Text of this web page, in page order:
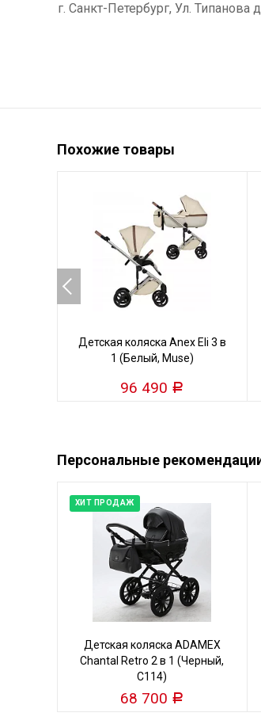
г. Санкт-Петербург, Ул. Типанова
Похожие товары
Детская коляска Anex Eli 3 в
1 (Белый, Muse)
96 490 Р
Персональные
ХИТ ПРОДАЖ
Детская коляска ADAMEX
Chantal Retro 2 в 1 (Черный,
C114)
68 700 Р